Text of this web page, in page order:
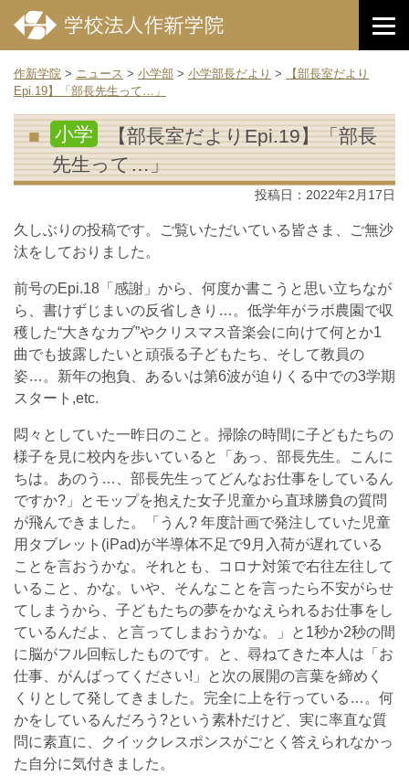
作新学院 > ニュース > 小学部 > 小学部長だより >
【部長室だより
Epi.19】「部長先生って…」
小学
【部長室だよりEpi.19】「部長
先生って…」
投稿日： 2022年2月17日
久しぶりの投稿です。ご覧いただいている皆さま、ご無沙
汰をしておりました。
前号のEpi.18「感謝」から、何度か書こうと思い立ちなが
ら、書けずじまいの反省しきり…。低学年がラボ農園で収
穫した“大きなカブ”やクリスマス音楽会に向けて何とか1
曲でも披露したいと頑張る子どもたち、そして教員の
姿…。新年の抱負、あるいは第6波が迫りくる中での3学期
スタート,etc.
悶々としていた一昨日のこと。掃除の時間に子どもたちの
様子を見に校内を歩いていると「あっ、部長先生。こんに
ちは。あのう…、部長先生ってどんなお仕事をしているん
ですか?」とモップを抱えた女子児童から直球勝負の質問
が飛んできました。「うん? 年度計画で発注していた児童
用タブレット(iPad)が半導体不足で9月入荷が遅れている
ことを言おうかな。それとも、コロナ対策で右往左往して
いること、かな。いや、そんなことを言ったら不安がらせ
てしまうから、子どもたちの夢をかなえられるお仕事をし
ているんだよ、と言ってしまおうかな。」と1秒か2秒の間
に脳がフル回転したものです。と、尋ねてきた本人は「お
仕事、がんばってください!」と次の展開の言葉を締めく
くりとして発してきました。完全に上を行っている…。何
かをしているんだろう?という素朴だけど、実に率直な質
問に素直に、クイックレスポンスがごとく答えられなかっ
た自分に気付きました。